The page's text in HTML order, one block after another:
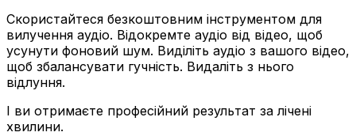
Скористайтеся безкоштовним інструментом для
вилучення аудіо. Відокремте аудіо від відео, щоб
усунути фоновий шум. Виділіть аудіо з вашого відео,
щоб збалансувати гучність. Видаліть з нього
відлуння.
І ви отримаєте професійний результат за лічені
хвилини.